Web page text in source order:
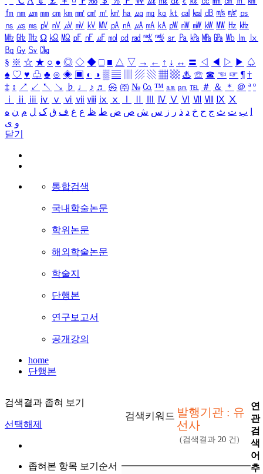
㎙ ㎚ ㎛ ㎜ ㎝ ㎞ ㎟ ㎠ ㎡ ㎢ ㏊ ㎍ ㎎ ㎏ ㏏ ㎈ ㎉ ㏈ ㎧ ㎨ ㎰
㎱ ㎲ ㎳ ㎴ ㎵ ㎶ ㎷ ㎸ ㎹ ㎀ ㎁ ㎂ ㎃ ㎄ ㎺ ㎻ ㎽ ㎾ ㎿ ㎐ ㎑
㎒ ㎓ ㎔ Ω ㏀ ㏁ ㎊ ㎋ ㎌ ㏖ ㏅ ㎭ ㎮ ㎯ ㏛ ㎩ ㎪ ㎫ ㎬ ㏝ ㏐
㏓
㏃ ㏉ ㏜ ㏆
§ ※ ☆ ★ ○ ● ◎ ◇ ◆ □ ■ △ ▽ → ← ↑ ↓ ↔ 〓 ◁ ◀ ▷ ▶ ♤
♠ ♡ ♥ ♧ ♣ ⊙ ◈ ▣ ◐ ◑ ▒ ▤ ▨ ▧ ▦ ▩ ♨ ☏ ☎ ☜ ☞ ¶ †
‡ ↕ ↗ ↙ ↖ ↘ ♭ ♩ ♪ ♬ ㉿ ㈜ № ㏇ ™ ㏂ ㏘ ℡ ＃ ＆ ＊ ＠ ª º
ⅰ
ⅱ ⅲ ⅳ ⅴ ⅵ ⅶ ⅷ ⅸ ⅹ Ⅳ Ⅴ Ⅵ Ⅶ Ⅷ Ⅸ Ⅹ
ب ت ث ج ح خ د ذ ر ز س ش ص ض ط ظ ع غ ف ق ک ل م ن ه
و ی
닫기
통합검색
국내학술논문
학위논문
해외학술논문
학술지
단행본
연구보고서
공개강의
home
단행본
검색결과 좁혀 보기
선택해제
좁혀본 항목 보기순서
검색키워드 발행기관 : 유
선사
(검색결과 20 건)
연
관
검
색
어
추